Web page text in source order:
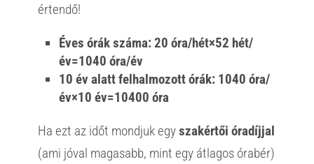
értendő!
Éves órák száma: 20 óra/hét×52 hét/
év=1040 óra/év
10 év alatt felhalmozott órák: 1040 óra/
év×10 év=10400 óra
Ha ezt az időt mondjuk egyszakértői óradíjjal
(ami jóval magasabb, mint egy átlagos órabér)